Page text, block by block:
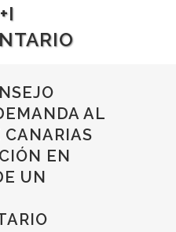
AL
CANARIAS
EN
UN